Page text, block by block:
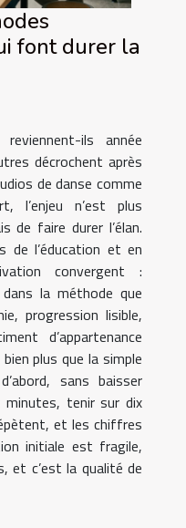
font durer la
ils année
décrochent après
de danse comme
l’enjeu n’est plus
de faire durer l’élan.
de l’éducation et en
convergent :
la méthode que
progression lisible,
d’appartenance
plus que la simple
sans baisser
minutes, tenir sur dix
et les chiffres
initiale est fragile,
et c’est la qualité de